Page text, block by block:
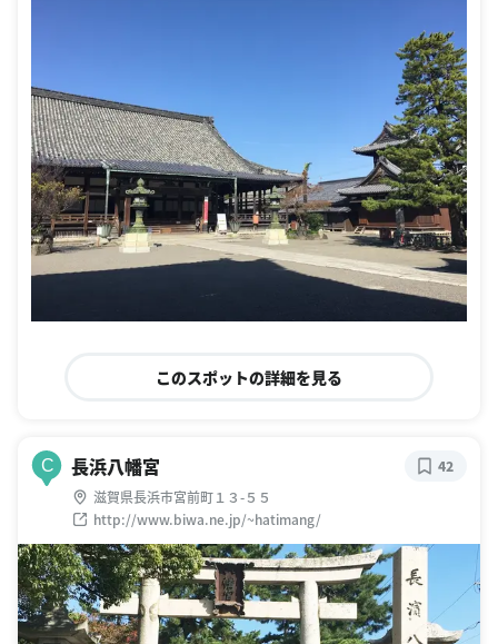
このスポットの詳細を見る
C 長浜八幡宮
滋賀県長浜市宮前町１３-５５
http://www.biwa.ne.jp/~hatimang/
42